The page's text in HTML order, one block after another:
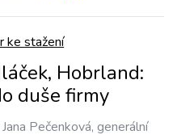
ke stažení
Hobrland:
duše firmy
Pečenková, generální